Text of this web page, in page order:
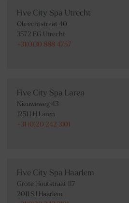
Five City Spa Utrecht
Obrechtstraat 40
3572 EG Utrecht
+31(0)30 888 4757
Five City Spa Laren
Nieuweweg 43
1251 LH Laren
+31 (0)20 242 3101
Five City Spa Haarlem
Grote Houtstraat 117
2011 SJ Haarlem